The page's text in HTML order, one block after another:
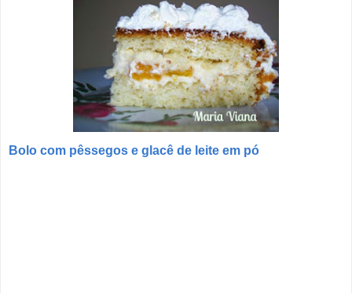
Bolo com pêssegos e glacê de leite em pó